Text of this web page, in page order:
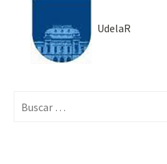
UdelaR